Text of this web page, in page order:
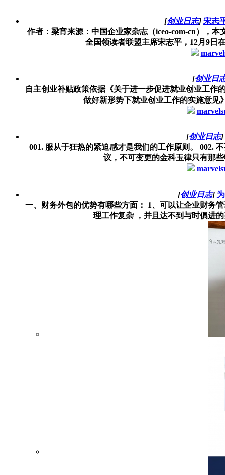
[创业日志] 宋志
作者：梁宵来源：中国企业家杂志（iceo-com-cn），
全国领读者联盟主席宋志平，12月9日
[创业日
自主创业补贴政策依据《关于进一步促进就业创业工作
做好新形势下就业创业工作的实施意见
[创业日志]
001. 服从于狂热的紧迫感才是我们的工作原则。 002.
议，不可变更的金科玉律只有那
[创业日志]
一、财务外包的优势有哪些方面： 1、可以让企业财务
理工作复杂 ，并且达不到与时俱进